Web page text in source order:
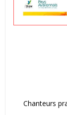
Chanteurs